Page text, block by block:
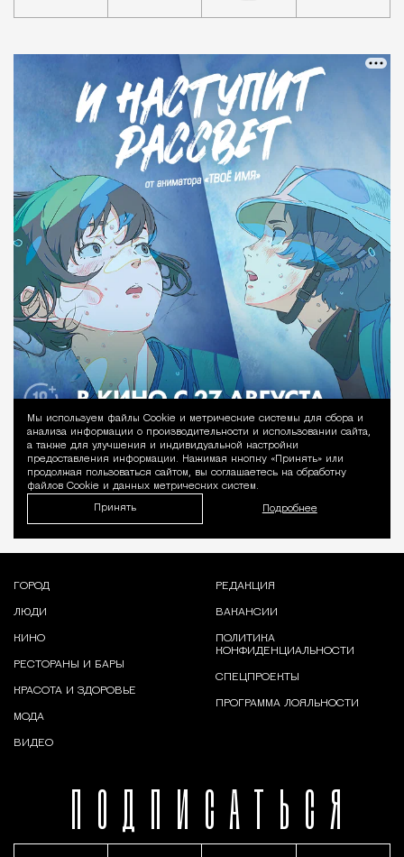
Уведомление
Мы используем файлы Сookie и метрические системы для сбора и
анализа информации о производительности и использовании сайта,
а также для улучшения и индивидуальной настройки
предоставления информации. Нажимая кнопку «Принять» или
продолжая пользоваться сайтом, вы соглашаетесь на обработку
файлов Cookie и данных метрических систем.
Принять Подробнее
ПОДПИСАТЬСЯ
ГОРОД
ЛЮДИ
КИНО
РЕСТОРАНЫ И БАРЫ
КРАСОТА И ЗДОРОВЬЕ
МОДА
ВИДЕО
РЕДАКЦИЯ
ВАКАНСИИ
ПОЛИТИКА
КОНФИДЕНЦИАЛЬНОСТИ
СПЕЦПРОЕКТЫ
ПРОГРАММА ЛОЯЛЬНОСТИ